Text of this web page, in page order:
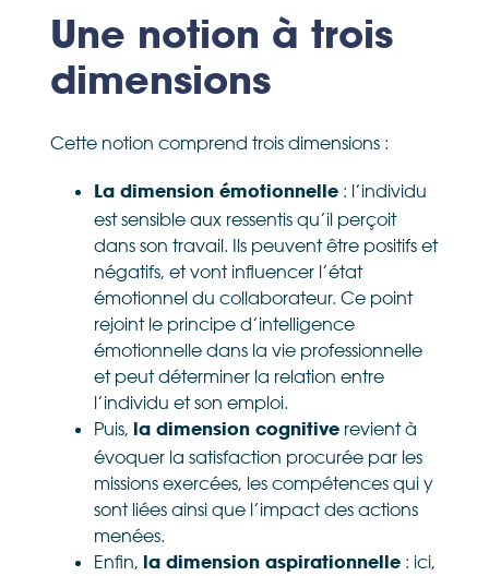
Une notion à trois
dimensions
Cette notion comprend trois dimensions :
La dimension émotionnelle: l’individu
est sensible aux ressentis qu’il perçoit
dans son travail. Ils peuvent être positifs et
négatifs, et vont influencer l’état
émotionnel du collaborateur. Ce point
rejoint le principe d’intelligence
émotionnelle dans la vie professionnelle
et peut déterminer la relation entre
l’individu et son emploi.
Puis,
la dimension cognitiverevient à
évoquer la satisfaction procurée par les
missions exercées, les compétences qui y
sont liées ainsi que l’impact des actions
menées.
Enfin,
la dimension aspirationnelle: ici,